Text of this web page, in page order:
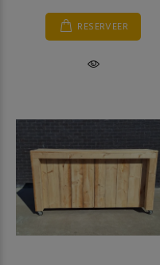
RESERVEER